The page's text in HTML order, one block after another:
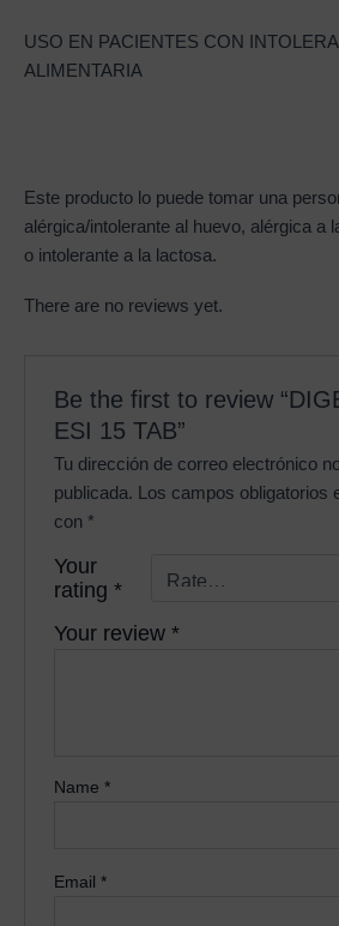
USO EN PACIENTES CON
ALIMENTARIA
Este producto lo puede tomar una
alérgica/intolerante al huevo, alérgica a
o intolerante a la lactosa.
There are no reviews yet.
Be the first to review
ESI 15 TAB”
Tu dirección de correo electrónico
publicada. Los campos obligatorios
con *
Your
rating*
Your review*
Name*
Email*